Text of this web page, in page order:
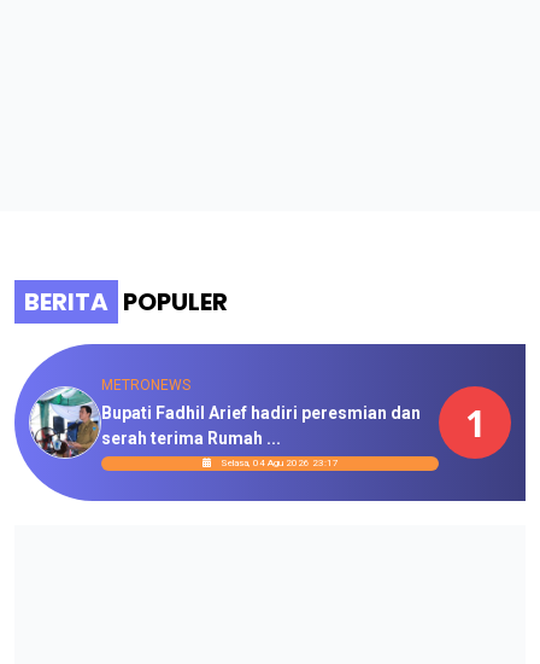
BERITA POPULER
METRONEWS
Bupati Fadhil Arief hadiri peresmian dan
serah terima Rumah ...
Selasa, 04 Agu 2026 23:17
1